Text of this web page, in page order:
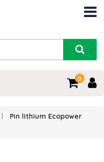
0
Pin lithium Ecopower